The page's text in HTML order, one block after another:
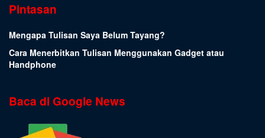
Pintasan
Mengapa Tulisan Saya Belum Tayang?
Cara Menerbitkan Tulisan Menggunakan Gadget atau
Handphone
Baca di Google News